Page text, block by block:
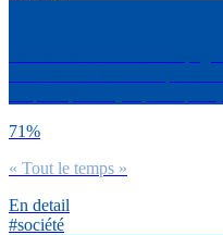
71%
« Tout le temps »
En detail
#société